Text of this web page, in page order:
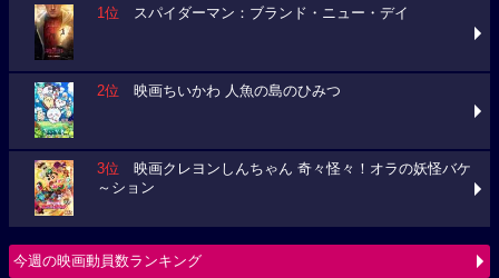
1位 スパイダーマン：ブランド・ニュー・デイ
2位 映画ちいかわ 人魚の島のひみつ
3位 映画クレヨンしんちゃん 奇々怪々！オラの妖怪バケ
～ション
今週の映画動員数ランキング